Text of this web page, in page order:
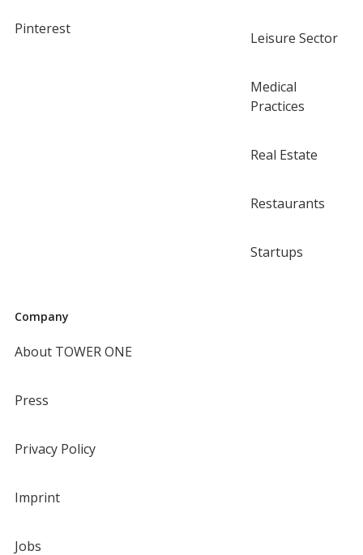
Pinterest
Leisure Sector
Medical
Practices
Real Estate
Restaurants
Startups
Company
About TOWER ONE
Press
Privacy Policy
Imprint
Jobs